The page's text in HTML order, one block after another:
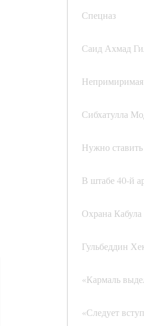
Спецназ
Саид Ахмад
Сибхатулла
Нужно
В штабе 40-й
Охрана
Гульбеддин
«Кармаль
«Следует